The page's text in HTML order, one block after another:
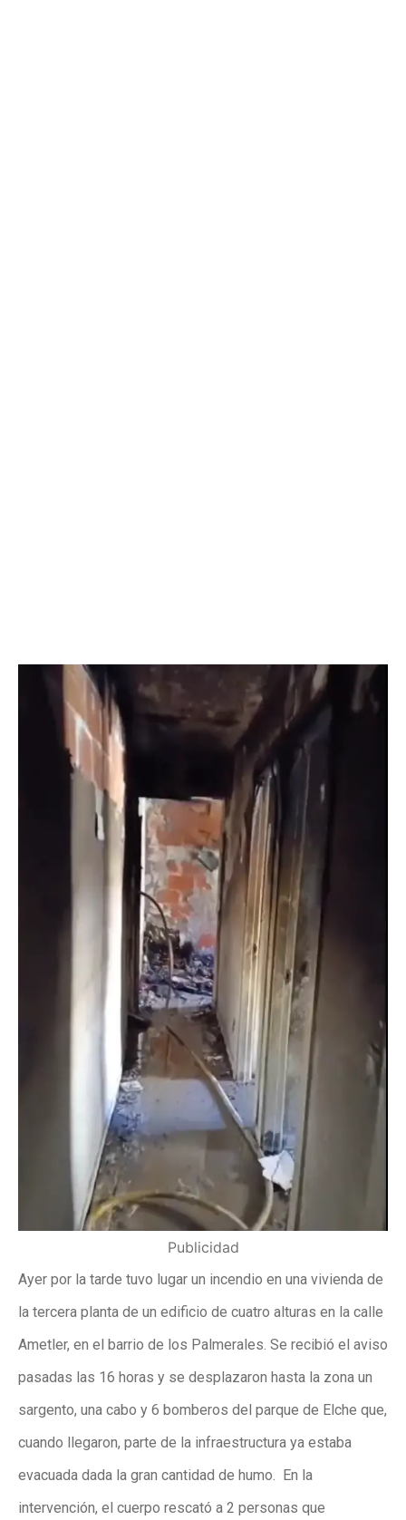
Publicidad
Ayer por la tarde tuvo lugar un incendio en una vivienda de
la tercera planta de un edificio de cuatro alturas en la calle
Ametler, en el barrio de los Palmerales. Se recibió el aviso
pasadas las 16 horas y se desplazaron hasta la zona un
sargento, una cabo y 6 bomberos del parque de Elche que,
cuando llegaron, parte de la infraestructura ya estaba
evacuada dada la gran cantidad de humo. En la
intervención, el cuerpo rescató a 2 personas que